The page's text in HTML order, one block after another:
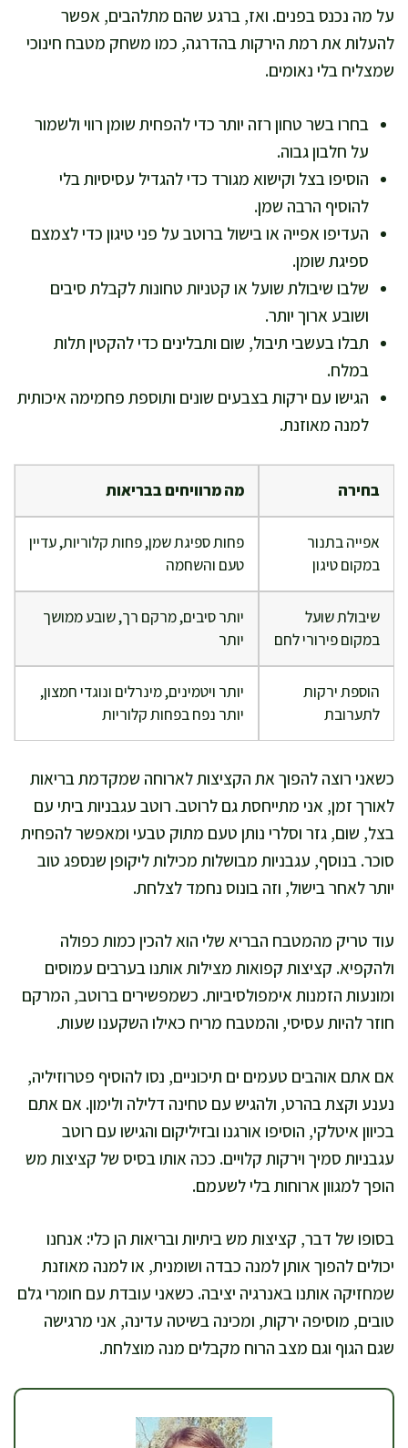
על מה נכנס בפנים. ואז, ברגע שהם מתלהבים, אפשר
להעלות את רמת הירקות בהדרגה, כמו משחק מטבח חינוכי
שמצליח בלי נאומים.
בחרו בשר טחון רזה יותר כדי להפחית שומן רווי ולשמור
על חלבון גבוה.
הוסיפו בצל וקישוא מגורד כדי להגדיל עסיסיות בלי
להוסיף הרבה שמן.
העדיפו אפייה או בישול ברוטב על פני טיגון כדי לצמצם
ספיגת שומן.
שלבו שיבולת שועל או קטניות טחונות לקבלת סיבים
ושובע ארוך יותר.
תבלו בעשבי תיבול, שום ותבלינים כדי להקטין תלות
במלח.
הגישו עם ירקות בצבעים שונים ותוספת פחמימה איכותית
למנה מאוזנת.
בחירה מה מרוויחים בבריאות
אפייה בתנור
במקום טיגון
פחות ספיגת שמן, פחות קלוריות, עדיין
טעם והשחמה
שיבולת שועל
במקום פירורי לחם
יותר סיבים, מרקם רך, שובע ממושך
יותר
הוספת ירקות
לתערובת
יותר ויטמינים, מינרלים ונוגדי חמצון,
יותר נפח בפחות קלוריות
כשאני רוצה להפוך את הקציצות לארוחה שמקדמת בריאות
לאורך זמן, אני מתייחסת גם לרוטב. רוטב עגבניות ביתי עם
בצל, שום, גזר וסלרי נותן טעם מתוק טבעי ומאפשר להפחית
סוכר. בנוסף, עגבניות מבושלות מכילות ליקופן שנספג טוב
יותר לאחר בישול, וזה בונוס נחמד לצלחת.
עוד טריק מהמטבח הבריא שלי הוא להכין כמות כפולה
ולהקפיא. קציצות קפואות מצילות אותנו בערבים עמוסים
ומונעות הזמנות אימפולסיביות. כשמפשירים ברוטב, המרקם
חוזר להיות עסיסי, והמטבח מריח כאילו השקענו שעות.
אם אתם אוהבים טעמים ים תיכוניים, נסו להוסיף פטרוזיליה,
נענע וקצת בהרט, ולהגיש עם טחינה דלילה ולימון. אם אתם
בכיוון איטלקי, הוסיפו אורגנו ובזיליקום והגישו עם רוטב
עגבניות סמיך וירקות קלויים. ככה אותו בסיס של קציצות מש
הופך למגוון ארוחות בלי לשעמם.
בסופו של דבר, קציצות מש ביתיות ובריאות הן כלי: אנחנו
יכולים להפוך אותן למנה כבדה ושומנית, או למנה מאוזנת
שמחזיקה אותנו באנרגיה יציבה. כשאני עובדת עם חומרי גלם
טובים, מוסיפה ירקות, ומכינה בשיטה עדינה, אני מרגישה
שגם הגוף וגם מצב הרוח מקבלים מנה מוצלחת.